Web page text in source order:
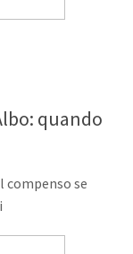
quando
se